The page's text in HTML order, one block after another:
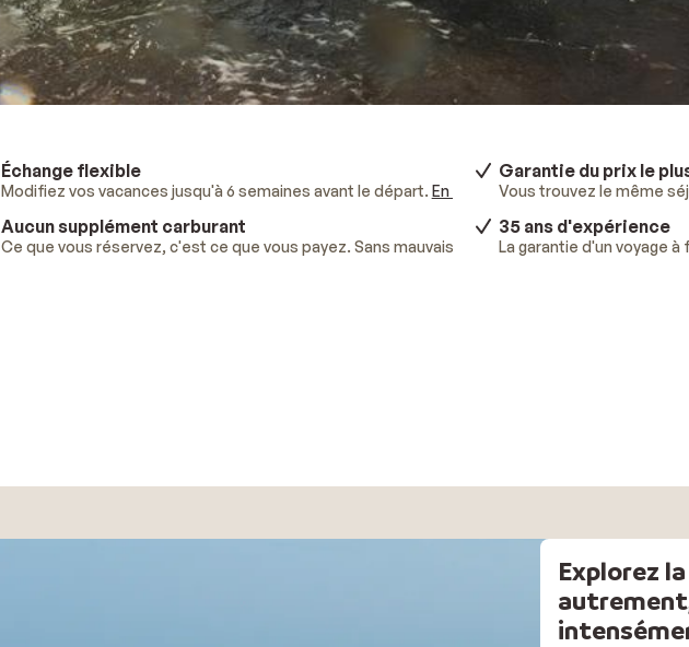
Échange flexible
Modifiez vos vacances jusqu'à 6 semaines avant le départ. En savoir plus.
Garantie du prix le
Vous trouvez le même
Aucun supplément carburant
Ce que vous réservez, c'est ce que vous payez. Sans mauvaises surprises.En savoir plus.
35 ans d'expérience
La garantie d'un voyage
Explorez